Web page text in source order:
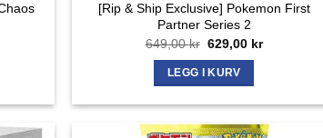
[Rip & Ship Exclusive] Pokemon First
Partner Series 2
649,00kr Opprinnelig
var:
649,00 kr.
629,00 krNåværende
LEGG I KURV